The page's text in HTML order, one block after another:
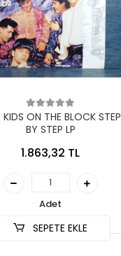
KIDS ON THE BLOCK STEP
BY STEP LP
1.863,32 TL
Adet
SEPETE EKLE